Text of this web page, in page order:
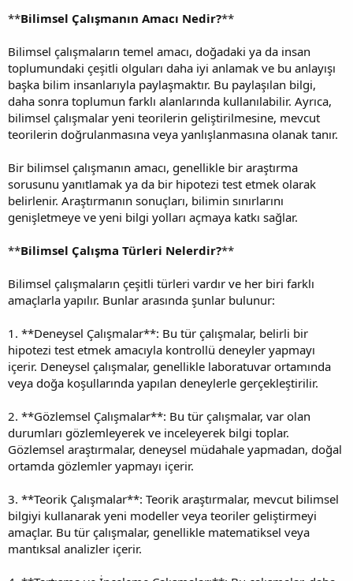
**Bilimsel Çalışmanın Amacı Nedir?**
Bilimsel çalışmaların temel amacı, doğadaki ya da insan
toplumundaki çeşitli olguları daha iyi anlamak ve bu anlayışı
başka bilim insanlarıyla paylaşmaktır. Bu paylaşılan bilgi,
daha sonra toplumun farklı alanlarında kullanılabilir. Ayrıca,
bilimsel çalışmalar yeni teorilerin geliştirilmesine, mevcut
teorilerin doğrulanmasına veya yanlışlanmasına olanak tanır.
Bir bilimsel çalışmanın amacı, genellikle bir araştırma
sorusunu yanıtlamak ya da bir hipotezi test etmek olarak
belirlenir. Araştırmanın sonuçları, bilimin sınırlarını
genişletmeye ve yeni bilgi yolları açmaya katkı sağlar.
**Bilimsel Çalışma Türleri Nelerdir?**
Bilimsel çalışmaların çeşitli türleri vardır ve her biri farklı
amaçlarla yapılır. Bunlar arasında şunlar bulunur:
1. **Deneysel Çalışmalar**: Bu tür çalışmalar, belirli bir
hipotezi test etmek amacıyla kontrollü deneyler yapmayı
içerir. Deneysel çalışmalar, genellikle laboratuvar ortamında
veya doğa koşullarında yapılan deneylerle gerçekleştirilir.
2. **Gözlemsel Çalışmalar**: Bu tür çalışmalar, var olan
durumları gözlemleyerek ve inceleyerek bilgi toplar.
Gözlemsel araştırmalar, deneysel müdahale yapmadan, doğal
ortamda gözlemler yapmayı içerir.
3. **Teorik Çalışmalar**: Teorik araştırmalar, mevcut bilimsel
bilgiyi kullanarak yeni modeller veya teoriler geliştirmeyi
amaçlar. Bu tür çalışmalar, genellikle matematiksel veya
mantıksal analizler içerir.